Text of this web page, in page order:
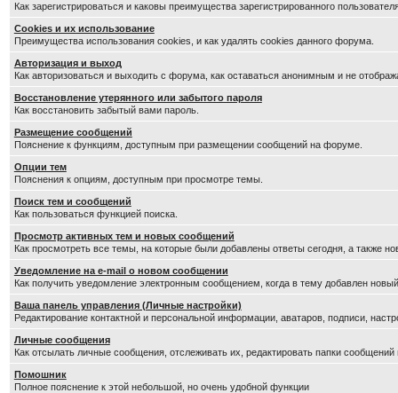
Как зарегистрироваться и каковы преимущества зарегистрированного
Cookies и их использование
Преимущества использования cookies, и как удалять cookies данного форума.
Авторизация и выход
Как авторизоваться и выходить с форума, как оставаться анонимным и не
Восстановление утерянного или забытого пароля
Как восстановить забытый вами пароль.
Размещение сообщений
Пояснение к функциям, доступным при размещении сообщений на форуме.
Опции тем
Пояснения к опциям, доступным при просмотре темы.
Поиск тем и сообщений
Как пользоваться функцией поиска.
Просмотр активных тем и новых сообщений
Как просмотреть все темы, на которые были добавлены ответы сегодня, а также
Уведомление на е-mail о новом сообщении
Как получить уведомление электронным сообщением, когда в тему добавлен новый
Ваша панель управления (Личные настройки)
Редактирование контактной и персональной информации, аватаров, подписи,
Личные сообщения
Как отсылать личные сообщения, отслеживать их, редактировать папки
Помошник
Полное пояснение к этой небольшой, но очень удобной функции